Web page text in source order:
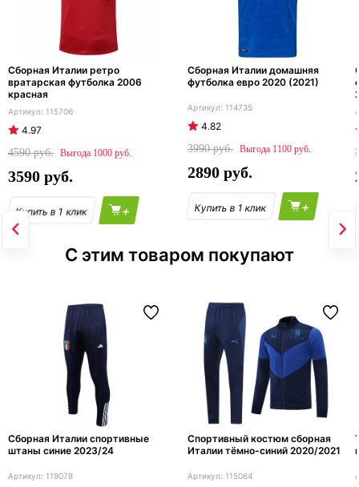
Сборная Италии ретро
вратарская футболка 2006
красная
115706
4.97
4590
1000
3590
+
Сборная Италии домашняя
футболка евро 2020 (2021)
114735
4.82
3990
1100
2890
+
С этим товаром покупают
Сборная Италии спортивные
штаны синие 2023/24
119078
Спортивный костюм сборная
Италии тёмно-синий 2020/2021
115064